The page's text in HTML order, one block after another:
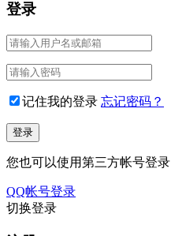
登录
记住我的登录 忘记密码？
您也可以使用第三方帐号登录
QQ帐号登录
切换登录